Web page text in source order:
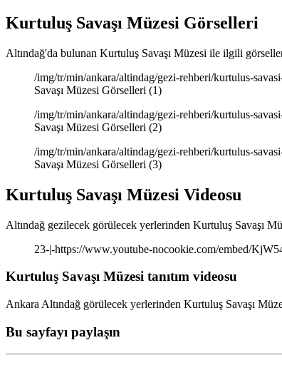
Kurtuluş Savaşı Müzesi Görselleri
Altındağ'da bulunan Kurtuluş Savaşı Müzesi ile ilgili
/img/tr/min/ankara/altindag/gezi-rehberi/kurtulus-
Savaşı Müzesi Görselleri (1)
/img/tr/min/ankara/altindag/gezi-rehberi/kurtulus-
Savaşı Müzesi Görselleri (2)
/img/tr/min/ankara/altindag/gezi-rehberi/kurtulus-
Savaşı Müzesi Görselleri (3)
Kurtuluş Savaşı Müzesi Videosu
Altındağ gezilecek görülecek yerlerinden Kurtuluş Savaşı
23-|-https://www.youtube-nocookie.com/embed/
Kurtuluş Savaşı Müzesi tanıtım videosu
Ankara Altındağ görülecek yerlerinden Kurtuluş Savaşı
Bu sayfayı paylaşın